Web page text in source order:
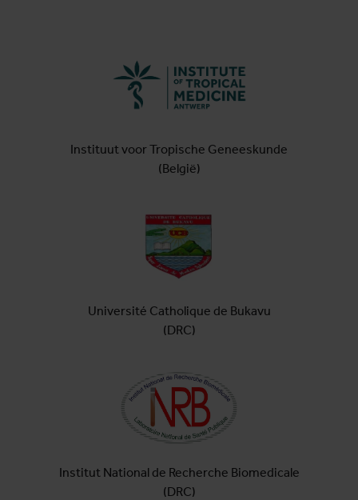
Instituut voor Tropische Geneeskunde
(België)
Université Catholique de Bukavu
(DRC)
Institut National de Recherche Biomedicale
(DRC)